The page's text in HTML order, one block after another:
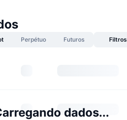
Perpétuo Futuros Filtros
dados...